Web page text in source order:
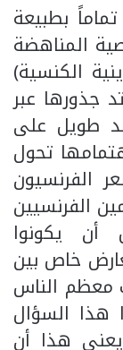
بطبيعة
المناهضة
الكنسية)
جذورها عبر
طويل على
تحول
الفرنسيون
الفرنسيين
يكونوا
خاص بين
معظم الناس
هذا السؤال
هذا أن